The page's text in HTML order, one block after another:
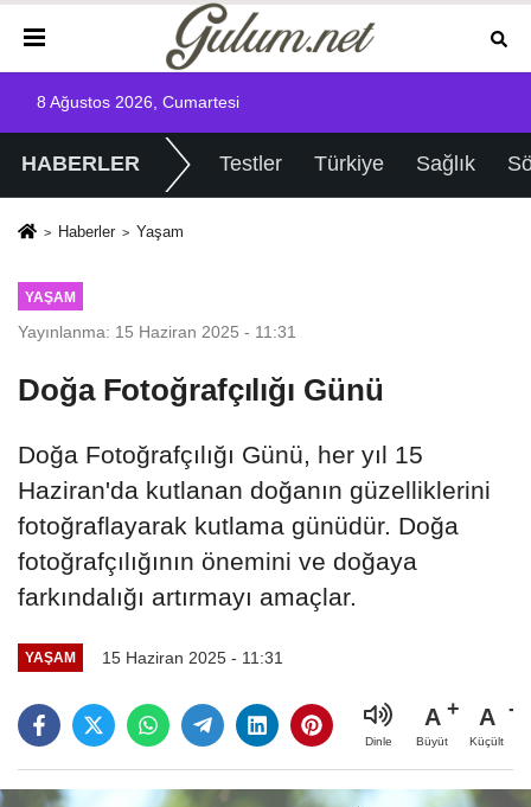
8 Ağustos 2026, Cumartesi
HABERLER Testler Türkiye Sağlık
Haberler Yaşam
YAŞAM
Yayınlanma: 15 Haziran 2025 - 11:31
Doğa Fotoğrafçılığı Günü
Doğa Fotoğrafçılığı Günü, her yıl 15
Haziran'da kutlanan doğanın güzelliklerini
fotoğraflayarak kutlama günüdür. Doğa
fotoğrafçılığının önemini ve doğaya
farkındalığı artırmayı amaçlar.
YAŞAM 15 Haziran 2025 - 11:31
Dinle
A
Büyüt
A
Küçült